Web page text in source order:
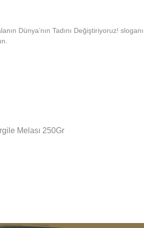
Dünya’nın Tadını Değiştiriyoruz! sloganı
Melası 250Gr